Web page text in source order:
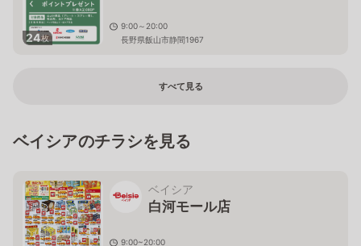
24枚
9:00～20:00
長野県飯山市静間1967
すべて見る
ベイシアのチラシを見る
ベイシア
白河モール店
9:00~20:00